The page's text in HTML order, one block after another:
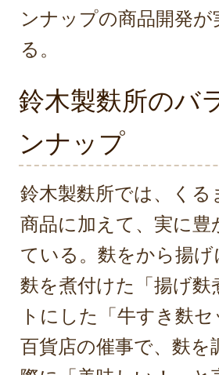
ンナップの商品開発
る。
鈴木製麩所のバ
ンナップ
鈴木製麩所では、く
商品に加えて、実に
ている。麩をから揚
麩を煮付けた「揚げ
トにした「牛すき麩
百貨店の催事で、麩